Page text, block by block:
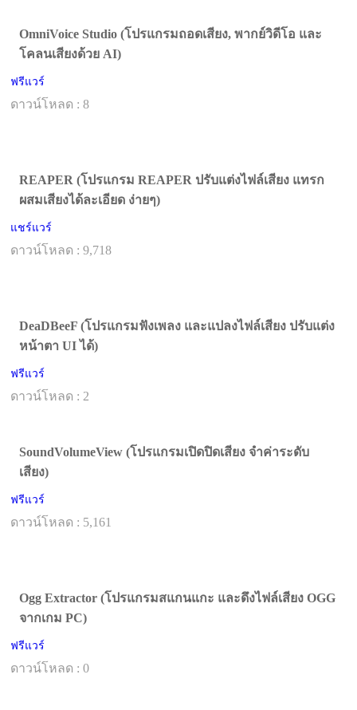
OmniVoice Studio (โปรแกรมถอดเสียง, พากย์วิดีโอ และ
โคลนเสียงด้วย AI)
ฟรีแวร์
ดาวน์โหลด : 8
REAPER (โปรแกรม REAPER ปรับแต่งไฟล์เสียง แทรก
ผสมเสียงได้ละเอียด ง่ายๆ)
แชร์แวร์
ดาวน์โหลด : 9,718
DeaDBeeF (โปรแกรมฟังเพลง และแปลงไฟล์เสียง ปรับแต่ง
หน้าตา UI ได้)
ฟรีแวร์
ดาวน์โหลด : 2
SoundVolumeView (โปรแกรมเปิดปิดเสียง จำค่าระดับ
เสียง)
ฟรีแวร์
ดาวน์โหลด : 5,161
Ogg Extractor (โปรแกรมสแกนแกะ และดึงไฟล์เสียง OGG
จากเกม PC)
ฟรีแวร์
ดาวน์โหลด : 0